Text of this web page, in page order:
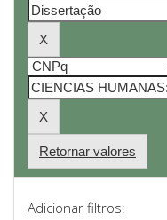
Retornar valores
Adicionar filtros: